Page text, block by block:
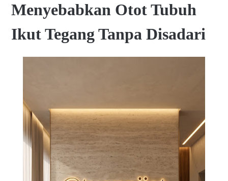
Menyebabkan Otot Tubuh
Ikut Tegang Tanpa Disadari